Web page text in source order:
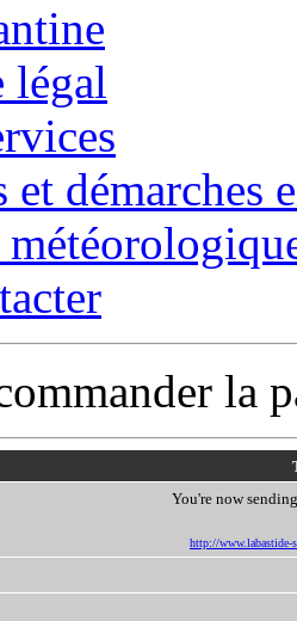
légal
et démarches
la
You're now
http://www.labastide-